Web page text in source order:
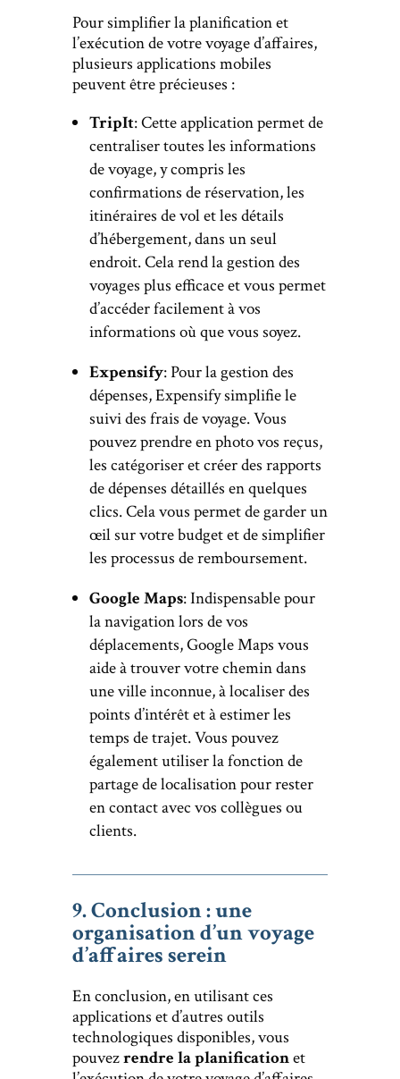
Pour simplifier la planification et
l’exécution de votre voyage d’affaires,
plusieurs applications mobiles
peuvent être précieuses :
TripIt: Cette application permet de
centraliser toutes les informations
de voyage, y compris les
confirmations de réservation, les
itinéraires de vol et les détails
d’hébergement, dans un seul
endroit. Cela rend la gestion des
voyages plus efficace et vous permet
d’accéder facilement à vos
informations où que vous soyez.
Expensify: Pour la gestion des
dépenses, Expensify simplifie le
suivi des frais de voyage. Vous
pouvez prendre en photo vos reçus,
les catégoriser et créer des rapports
de dépenses détaillés en quelques
clics. Cela vous permet de garder un
œil sur votre budget et de simplifier
les processus de remboursement.
Google Maps: Indispensable pour
la navigation lors de vos
déplacements, Google Maps vous
aide à trouver votre chemin dans
une ville inconnue, à localiser des
points d’intérêt et à estimer les
temps de trajet. Vous pouvez
également utiliser la fonction de
partage de localisation pour rester
en contact avec vos collègues ou
clients.
9. Conclusion : une
organisation d’un voyage
d’affaires serein
En conclusion, en utilisant ces
applications et d’autres outils
technologiques disponibles, vous
pouvezrendre la planificationet